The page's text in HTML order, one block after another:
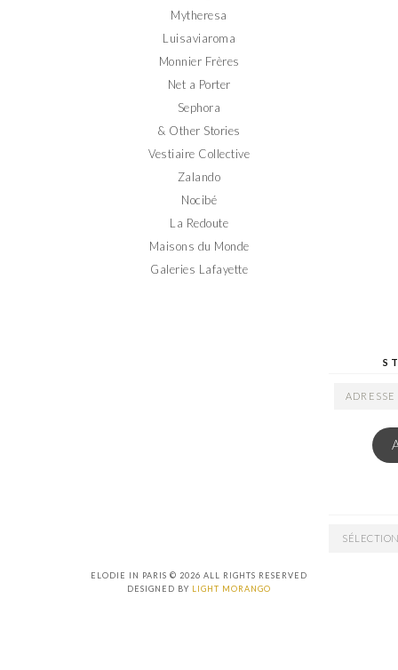
Mytheresa
Luisaviaroma
Monnier Frères
Net a Porter
Sephora
& Other Stories
Vestiaire Collective
Zalando
Nocibé
La Redoute
Maisons du Monde
Galeries Lafayette
ADRESSE
ARCHIVES
ELODIE IN PARIS © 2026 ALL RIGHTS RESERVED
DESIGNED BY LIGHT MORANGO